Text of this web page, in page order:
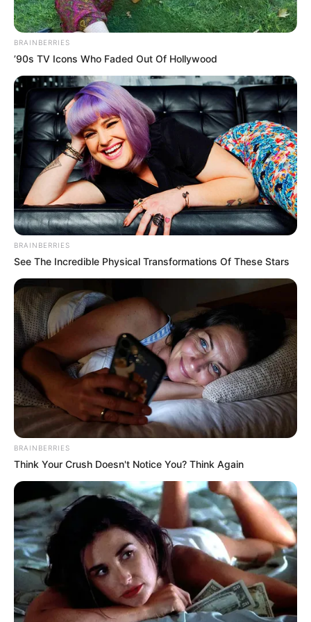
vorgestellt. Sie gilt als die schönste Insel
der Kapverden. Der Artikel beinhaltet
Reiseinformationen zu Panama
Panama hat mehr zu bieten, als die
meisten denken. Hier gibt es alle
notwendigen Informationen für eine Reise
in dieses mittelamerikanische Land.
Tropeninsel Bali
Auf der Insel der Dämonen, Monster,
es eine weltweit einmalige Kultur zu
entdecken, die das ganze Jahr bei hochsommerlichen
Temperaturen nicht nur an den Stränden zahlreiche
Touristen anlockt.
Hikibiki in Bangkok
Eine Kurzvorstellung bekannter und
weniger bekannter Attraktionen in
Bangkok, die auch zu Fuß, mit dem
Linienbus und per Mietfahrrad zu erreichen sind.
Reiseführer mit Sehenswürdigkeiten und
Wanderzielen auf Gran Canaria inklusive
der Dünen von Maspalomas,
Städteimpressionen, der Bergwelt und Vulkankratern.
Kostenlose Runde durch Melbourne
Mit der historischen Straßenbahnlinie 35
kann man kostenlos eine Runde durch die
City von Melbourne drehen. Zu sehen gibt
BRAINBERRIES
’90s TV Icons Who Faded Out Of Hollywood
BRAINBERRIES
See The Incredible Physical Transformations Of These Stars
BRAINBERRIES
Think Your Crush Doesn't Notice You? Think Again